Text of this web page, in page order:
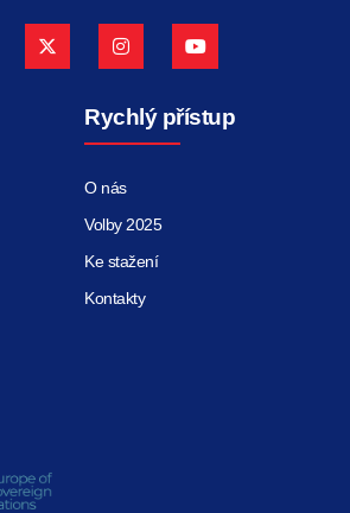
Rychlý přístup
O nás
Volby 2025
Ke stažení
Kontakty